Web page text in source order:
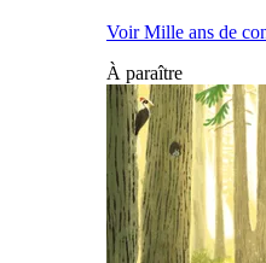
Voir Mille ans de
À paraître